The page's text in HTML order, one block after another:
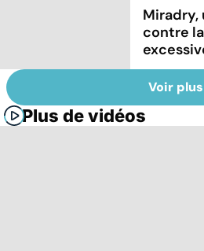
Miradry,
contre
Voir plus
Plus de vidéos